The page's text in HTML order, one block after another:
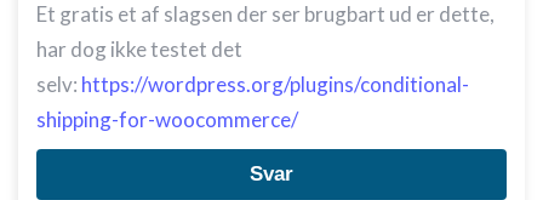
Et gratis et af slagsen der ser brugbart ud er dette,
har dog ikke testet det
selv: https://wordpress.org/plugins/conditional-
shipping-for-woocommerce/
Svar